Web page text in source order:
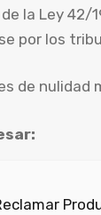
la Ley 42/
por los
de nulidad